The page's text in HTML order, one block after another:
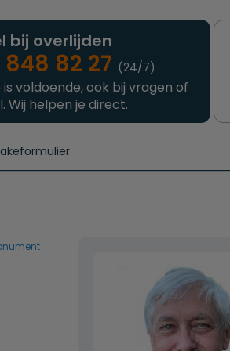
bij overlijden
82 27 (24/7)
voldoende, ook bij vragen of
Wij helpen je direct.